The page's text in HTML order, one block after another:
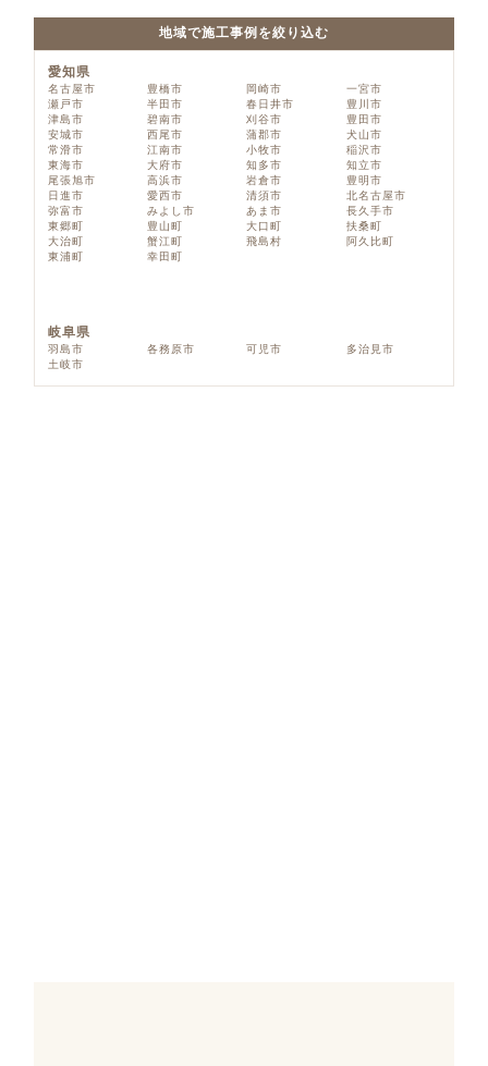
地域で施工事例を絞り込む
愛知県
名古屋市 豊橋市 岡崎市
一宮市
瀬戸市
半田市 春日井市
豊川市
津島市
碧南市 刈谷市
豊田市
安城市
西尾市 蒲郡市
犬山市
常滑市
江南市 小牧市
稲沢市
東海市
大府市 知多市
知立市
尾張旭市
高浜市 岩倉市
豊明市
日進市
愛西市 清須市
北名古屋市
弥富市
みよし市 あま市
長久手市
東郷町
豊山町 大口町
扶桑町
大治町
蟹江町 飛島村
阿久比町
東浦町
幸田町
岐阜県
羽島市 各務原市 可児市
多治見市
土岐市